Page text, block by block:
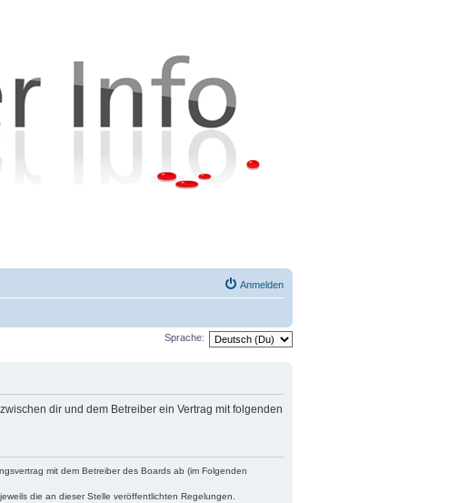
Anmelden
Sprache:
dir und dem Betreiber ein Vertrag mit folgenden
mit dem Betreiber des Boards ab (im Folgenden
die an dieser Stelle veröffentlichten Regelungen.